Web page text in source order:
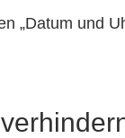
„Datum und